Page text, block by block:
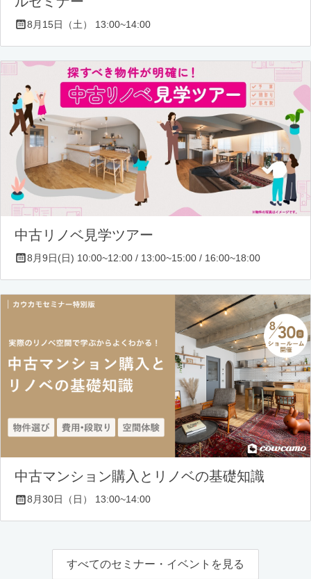
8月15日（土） 13:00~14:00
中古リノベ見学ツアー
8月9日(日) 10:00~12:00 / 13:00~15:00 / 16:00~18:00
中古マンション購入とリノベの基礎知識
8月30日（日） 13:00~14:00
すべてのセミナー・イベントを見る